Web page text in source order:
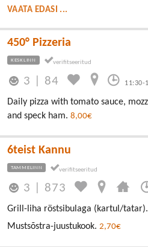
VAATA EDASI ...
450° Pizzeria
KESKLINN
3 84 11:30-
Daily pizza with tomato sauce,
and speck ham. 8,00€
6teist Kannu
TAMMELINN
3 873
Grill-liha röstsibulaga (kartul/tatar).
Mustsõstra-juustukook. 2,70€